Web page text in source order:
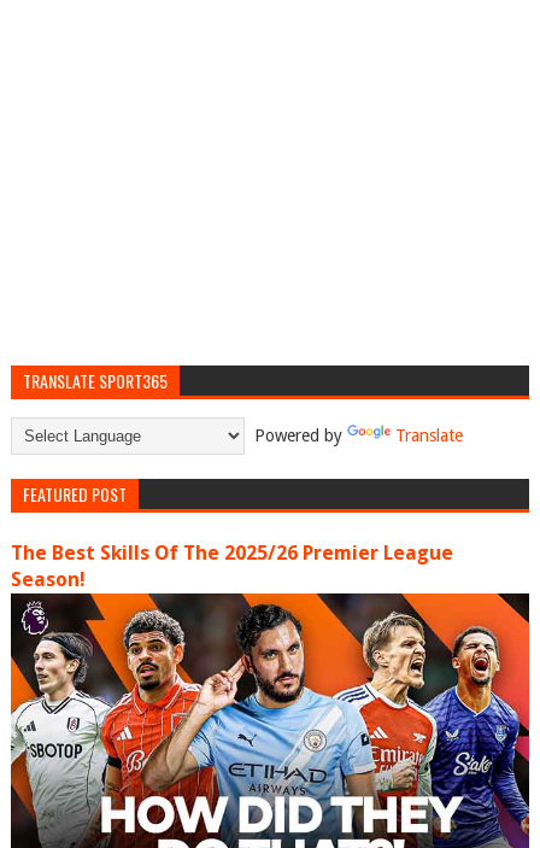
TRANSLATE SPORT365
Powered by Translate
FEATURED POST
The Best Skills Of The 2025/26 Premier League
Season!